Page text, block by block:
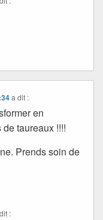
a dit :
en
taureaux !!!!
Prends soin de
: